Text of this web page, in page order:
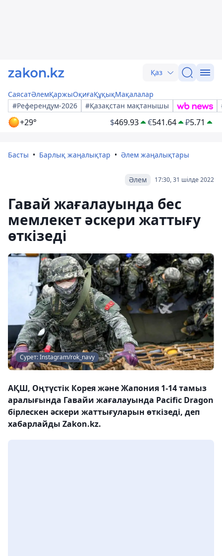
Қаз
СаясатӘлемҚаржыОқиғаҚұқықМақалалар
#Референдум-2026
#Қазақстан мақтанышы
+29° $469.93 €541.64 ₽5.71
Басты Барлық жаңалықтар Әлем жаңалықтары
17:30, 31 шілде 2022
Әлем
Гавай жағалауында бес
мемлекет әскери жаттығу
өткізеді
Сурет: Instagram/rok_navy
АҚШ, Оңтүстік Корея және Жапония 1-14 тамыз
аралығында Гавайи жағалауында Pacific Dragon
бірлескен әскери жаттығуларын өткізеді, деп
хабарлайды Zakon.kz.